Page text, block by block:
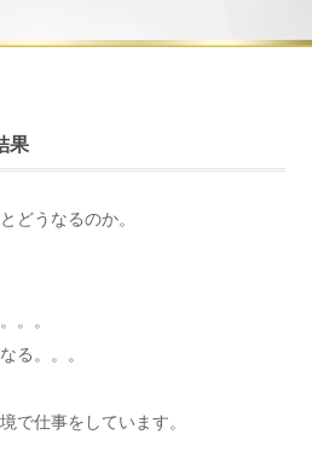
果
どうなるのか。
。。
る。。。
で仕事をしています。